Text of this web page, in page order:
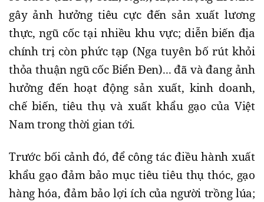
gây ảnh hưởng tiêu cực đến sản xuất lương
thực, ngũ cốc tại nhiều khu vực; diễn biến địa
chính trị còn phức tạp (Nga tuyên bố rút khỏi
thỏa thuận ngũ cốc Biển Đen)... đã và đang ảnh
hưởng đến hoạt động sản xuất, kinh doanh,
chế biến, tiêu thụ và xuất khẩu gạo của Việt
Nam trong thời gian tới.
Trước bối cảnh đó, để công tác điều hành xuất
khẩu gạo đảm bảo mục tiêu tiêu thụ thóc, gạo
hàng hóa, đảm bảo lợi ích của người trồng lúa;